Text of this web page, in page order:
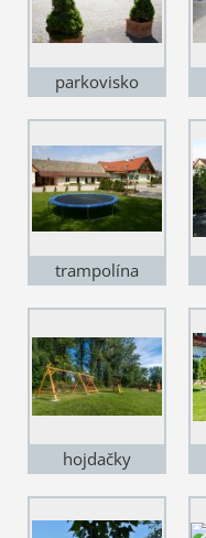
parkovisko
trampolína
hojdačky